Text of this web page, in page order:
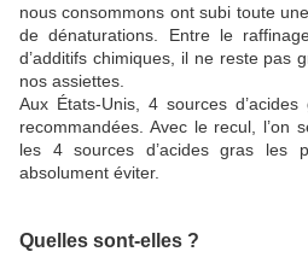
nous consommons ont subi toute
de dénaturations. Entre le
d’additifs chimiques, il ne reste pas
nos assiettes.
Aux États-Unis, 4 sources
recommandées. Avec le recul, l’on
les 4 sources d’acides gras les
absolument éviter.
Quelles sont-elles ?